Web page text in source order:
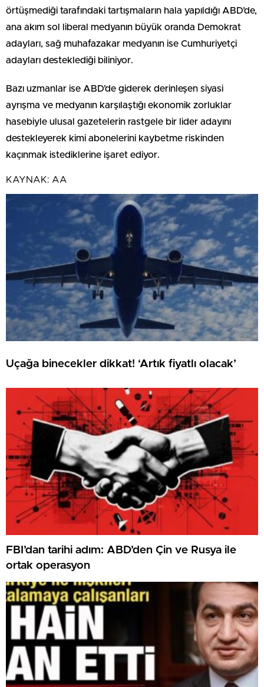
örtüşmediği tarafındaki tartışmaların hala yapıldığı ABD’de,
ana akım sol liberal medyanın büyük oranda Demokrat
adayları, sağ muhafazakar medyanın ise Cumhuriyetçi
adayları desteklediği biliniyor.
Bazı uzmanlar ise ABD’de giderek derinleşen siyasi
ayrışma ve medyanın karşılaştığı ekonomik zorluklar
hasebiyle ulusal gazetelerin rastgele bir lider adayını
destekleyerek kimi abonelerini kaybetme riskinden
kaçınmak istediklerine işaret ediyor.
KAYNAK: AA
Uçağa binecekler dikkat! ‘Artık fiyatlı olacak’
FBI’dan tarihi adım: ABD’den Çin ve Rusya ile
ortak operasyon